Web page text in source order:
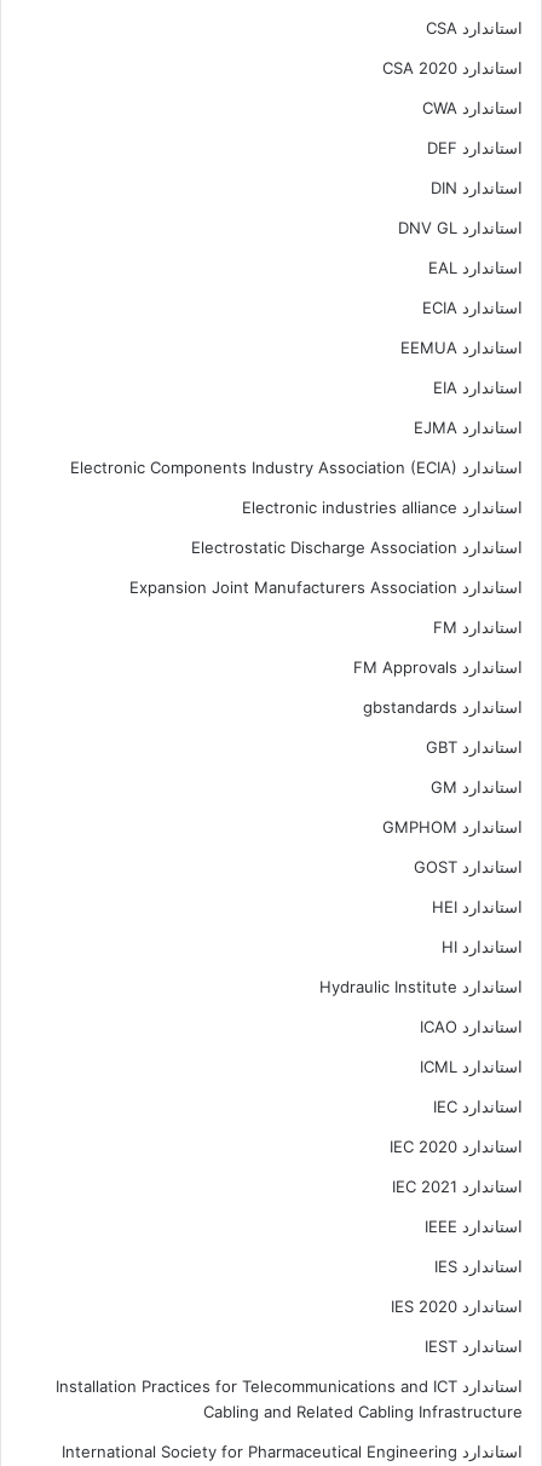
استاندارد CSA
استاندارد CSA 2020
استاندارد CWA
استاندارد DEF
استاندارد DIN
استاندارد DNV GL
استاندارد EAL
استاندارد ECIA
استاندارد EEMUA
استاندارد EIA
استاندارد EJMA
استاندارد Electronic Components Industry Association (ECIA)
استاندارد Electronic industries alliance
استاندارد Electrostatic Discharge Association
استاندارد Expansion Joint Manufacturers Association
استاندارد FM
استاندارد FM Approvals
استاندارد gbstandards
استاندارد GBT
استاندارد GM
استاندارد GMPHOM
استاندارد GOST
استاندارد HEI
استاندارد HI
استاندارد Hydraulic Institute
استاندارد ICAO
استاندارد ICML
استاندارد IEC
استاندارد IEC 2020
استاندارد IEC 2021
استاندارد IEEE
استاندارد IES
استاندارد IES 2020
استاندارد IEST
استاندارد Installation Practices for Telecommunications and ICT
Cabling and Related Cabling Infrastructure
استاندارد International Society for Pharmaceutical Engineering